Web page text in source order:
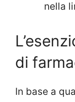
nella
di
In base a